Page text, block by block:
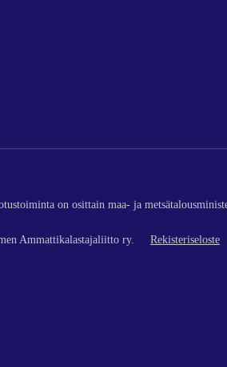
on osittain maa- ja
Ammattikalastajaliitto ry. Rekisteriseloste